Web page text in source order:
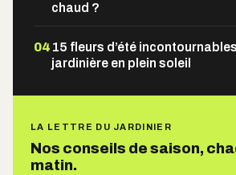
chaud ?
04 15 fleurs d’été
jardinière en plein soleil
LA LETTRE DU JARDINIER
Nos conseils de saison,
matin.